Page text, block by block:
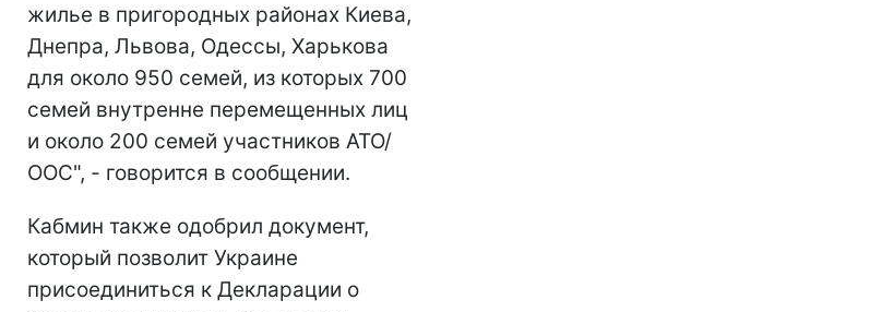
жилье в пригородных районах Киева,
Днепра, Львова, Одессы, Харькова
для около 950 семей, из которых 700
семей внутренне перемещенных лиц
и около 200 семей участников АТО/
ООС", - говорится в сообщении.
Кабмин также одобрил документ,
который позволит Украине
присоединиться к Декларации о